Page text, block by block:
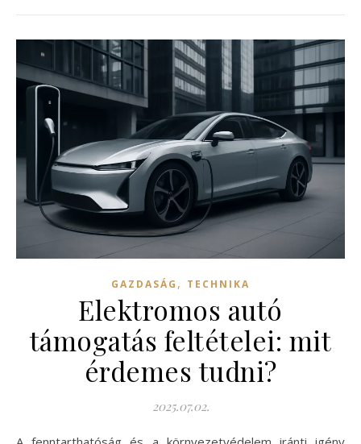
GAZDASÁG , TECHNIKA
Elektromos autó
támogatás feltételei: mit
érdemes tudni?
2025.07.02.